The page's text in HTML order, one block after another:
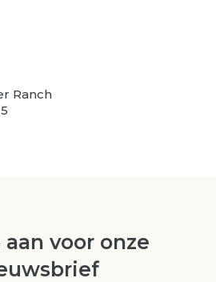
Ranch
voor onze